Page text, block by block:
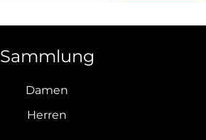
Sammlung
Damen
Herren